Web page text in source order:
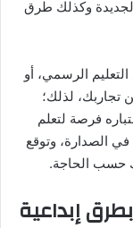
الجديدة وكذلك طرق
الرسمي، أو
تجاربك، لذلك؛
فرصة لتعلم
الصدارة، وتوقع
حسب الحاجة.